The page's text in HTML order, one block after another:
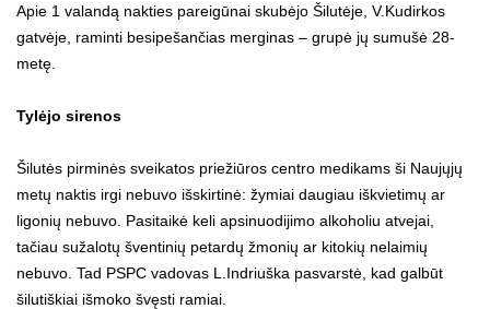
Apie 1 valandą nakties pareigūnai skubėjo Šilutėje, V.Kudirkos
gatvėje, raminti besipešančias merginas – grupė jų sumušė 28-
metę.
Tylėjo sirenos
Šilutės pirminės sveikatos priežiūros centro medikams ši Naujųjų
metų naktis irgi nebuvo išskirtinė: žymiai daugiau iškvietimų ar
ligonių nebuvo. Pasitaikė keli apsinuodijimo alkoholiu atvejai,
tačiau sužalotų šventinių petardų žmonių ar kitokių nelaimių
nebuvo. Tad PSPC vadovas L.Indriuška pasvarstė, kad galbūt
šilutiškiai išmoko švęsti ramiai.